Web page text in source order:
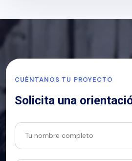
CUÉNTANOS TU PROYECTO
Solicita una